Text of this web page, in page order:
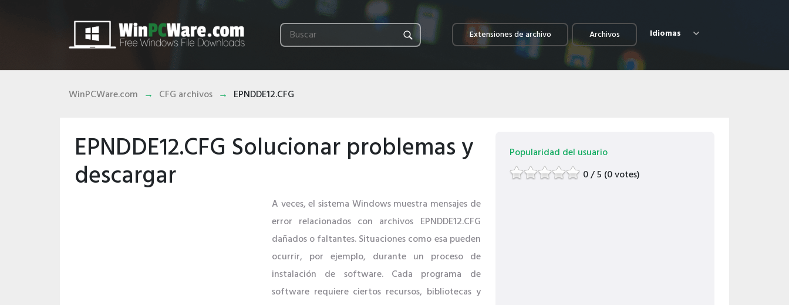
Extensiones de archivo Archivos Idiomas
WinPCWare.com CFG archivos EPNDDE12.CFG
EPNDDE12.CFG Solucionar problemas y
descargar
A veces, el sistema Windows muestra mensajes de
error relacionados con archivos EPNDDE12.CFG
dañados o faltantes. Situaciones como esa pueden
ocurrir, por ejemplo, durante un proceso de
instalación de software. Cada programa de
software requiere ciertos recursos, bibliotecas y
Popularidad del usuario
0 / 5 (0 votes)